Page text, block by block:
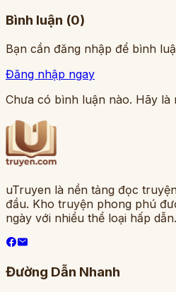
Bình luận (0)
Bạn cần đăng nhập để bình
Đăng nhập ngay
Chưa có bình luận nào. Hãy là
uTruyen là nền tảng đọc
đầu. Kho truyện phong phú
ngày với nhiều thể loại hấp dẫn.
Đường Dẫn Nhanh